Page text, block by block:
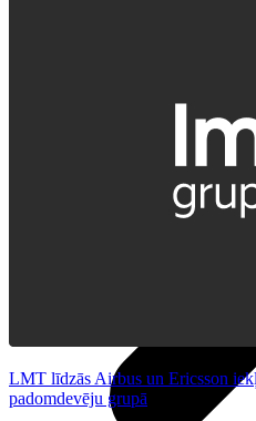
HBO Max | Netflix
LMT līdzās Airbus un Ericsson
padomdevēju grupā